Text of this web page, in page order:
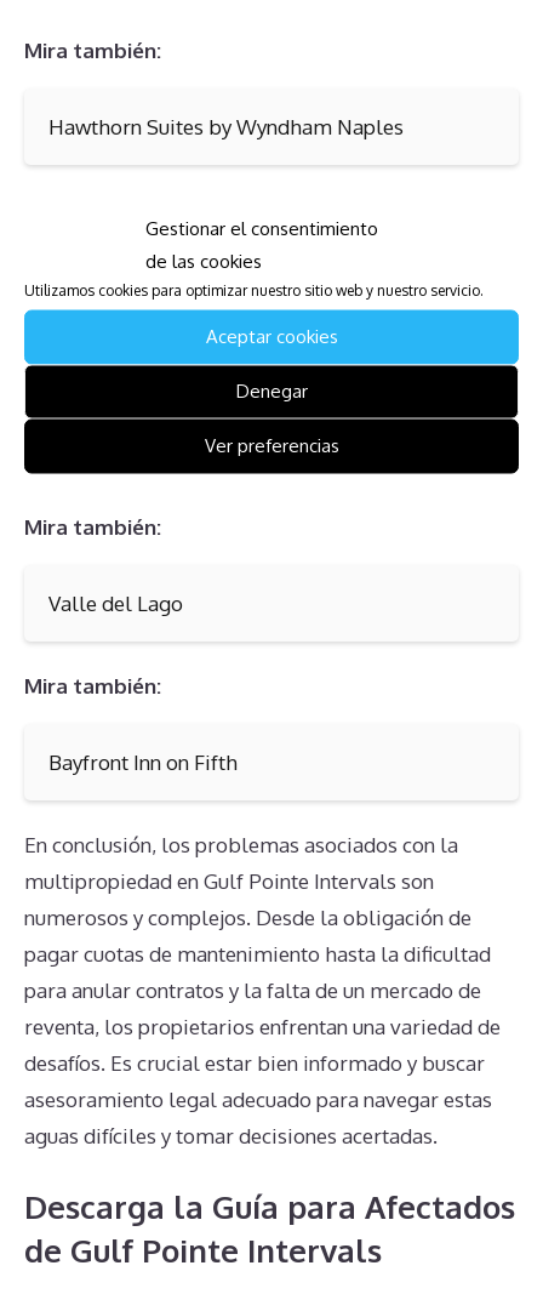
Gestionar el consentimiento
de las cookies
Utilizamos cookies para optimizar nuestro sitio web y nuestro servicio.
Aceptar cookies
Denegar
Ver preferencias
Mira también:
Hawthorn Suites by Wyndham Naples
Park Plaza at Beaver Creek
Mira también:
Star Island Resort and Club
Mira también:
Valle del Lago
Mira también:
Bayfront Inn on Fifth
En conclusión, los problemas asociados con la
multipropiedad en Gulf Pointe Intervals son
numerosos y complejos. Desde la obligación de
pagar cuotas de mantenimiento hasta la dificultad
para anular contratos y la falta de un mercado de
reventa, los propietarios enfrentan una variedad de
desafíos. Es crucial estar bien informado y buscar
asesoramiento legal adecuado para navegar estas
aguas difíciles y tomar decisiones acertadas.
Descarga la Guía para Afectados
de Gulf Pointe Intervals